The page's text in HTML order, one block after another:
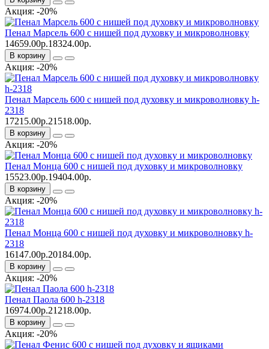
Акция: -20%
Пенал Марсель 600 с нишей под духовку и микроволновку
14659.00р.18324.00р.
В корзину
Акция: -20%
Пенал Марсель 600 с нишей под духовку и микроволновку h-
2318
17215.00р.21518.00р.
В корзину
Акция: -20%
Пенал Монца 600 с нишей под духовку и микроволновку
15523.00р.19404.00р.
В корзину
Акция: -20%
Пенал Монца 600 с нишей под духовку и микроволновку h-
2318
16147.00р.20184.00р.
В корзину
Акция: -20%
Пенал Паола 600 h-2318
16974.00р.21218.00р.
В корзину
Акция: -20%